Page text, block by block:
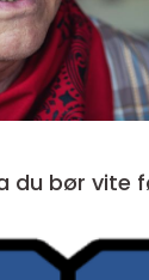
hva du